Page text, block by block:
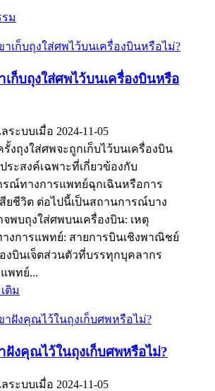
ม
เก็บถุงใส่ศพไว้บนเครื่องบินหรือ
ระบบเมื่อ 2024-11-05
รั้งถุงใส่ศพจะถูกเก็บไว้บนเครื่องบิน
ระสงค์เฉพาะที่เกี่ยวข้องกับ
รณ์ทางการแพทย์ฉุกเฉินหรือการ
ยชีวิต ต่อไปนี้เป็นสถานการณ์บาง
พบถุงใส่ศพบนเครื่องบิน: เหตุ
งการแพทย์: สายการบินเชิงพาณิชย์
งบินเจ็ตส่วนตัวที่บรรทุกบุคลากร
พทย์...
ติม
ฝังคุณไว้ในถุงเก็บศพหรือไม่?
ระบบเมื่อ 2024-11-05